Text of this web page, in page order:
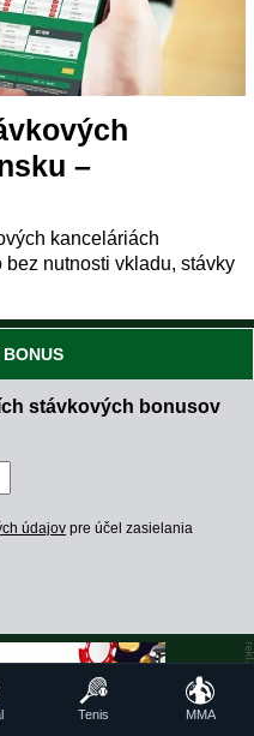
–
kanceláriách
bez nutnosti vkladu, stávky
stávkových bonusov
údajov pre účel zasielania
Tenis MMA